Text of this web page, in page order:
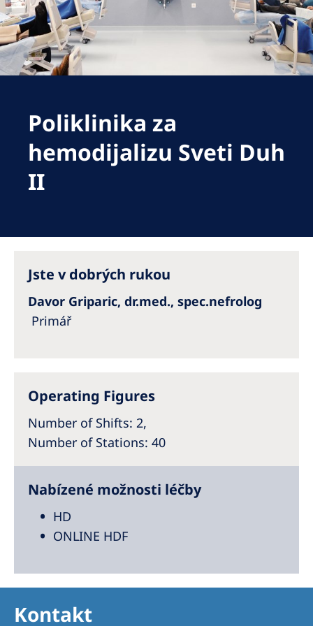
Romania
Russia
Serbia
Slovenia
Spain
Sweden
Asia Pacific
Australia
NephroCare International
Poliklinika za
hemodijalizu Sveti Duh
II
Jste v dobrých rukou
Davor Griparic, dr.med., spec.nefrolog
Primář
Operating Figures
Number of Shifts: 2,
Number of Stations: 40
Nabízené možnosti léčby
HD
ONLINE HDF
Kontakt